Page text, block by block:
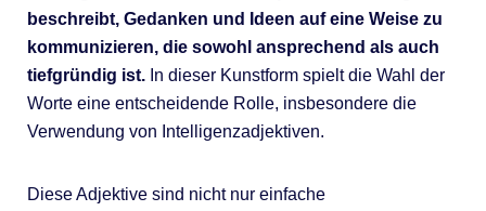
beschreibt, Gedanken und Ideen auf eine Weise zu
kommunizieren, die sowohl ansprechend als auch
tiefgründig ist.In dieser Kunstform spielt die Wahl der
Worte eine entscheidende Rolle, insbesondere die
Verwendung von Intelligenzadjektiven.
Diese Adjektive sind nicht nur einfache